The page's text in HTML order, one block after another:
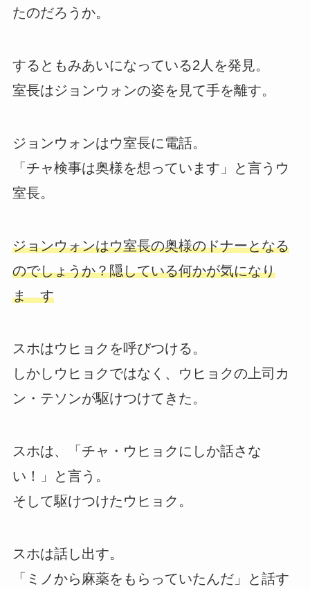
たのだろうか。
するともみあいになっている2人を発見。
室長はジョンウォンの姿を見て手を離す。
ジョンウォンはウ室長に電話。
「チャ検事は奥様を想っています」と言うウ
室長。
ジョンウォンはウ室長の奥様のドナーとなる
のでしょうか？隠している何かが気になり
ま す
スホはウヒョクを呼びつける。
しかしウヒョクではなく、ウヒョクの上司カ
ン・テソンが駆けつけてきた。
スホは、「チャ・ウヒョクにしか話さな
い！」と言う。
そして駆けつけたウヒョク。
スホは話し出す。
「ミノから麻薬をもらっていたんだ」と話す